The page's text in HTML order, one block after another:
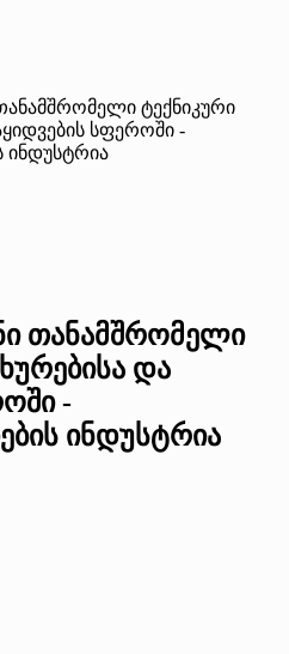
ტექნიკური
სფეროში -
ინდუსტრია
თანამშრომელი
და
-
ინდუსტრია